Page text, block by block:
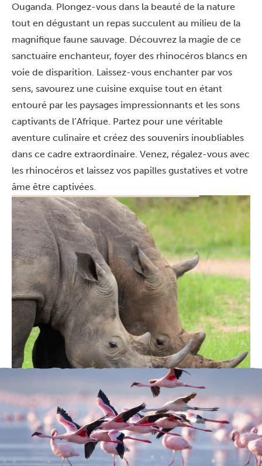
Ouganda. Plongez-vous dans la beauté de la nature
tout en dégustant un repas succulent au milieu de la
magnifique faune sauvage. Découvrez la magie de ce
sanctuaire enchanteur, foyer des rhinocéros blancs en
voie de disparition. Laissez-vous enchanter par vos
sens, savourez une cuisine exquise tout en étant
entouré par les paysages impressionnants et les sons
captivants de l’Afrique. Partez pour une véritable
aventure culinaire et créez des souvenirs inoubliables
dans ce cadre extraordinaire. Venez, régalez-vous avec
les rhinocéros et laissez vos papilles gustatives et votre
âme être captivées.